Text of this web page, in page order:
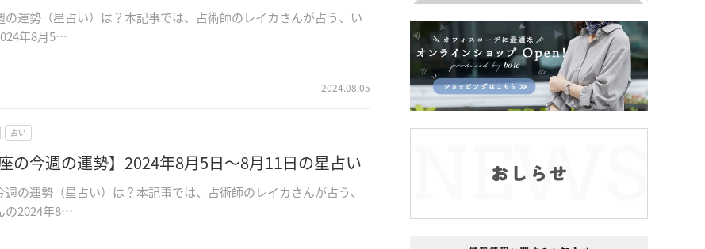
の運勢（星占い）は？本記事では、占術師のレイカさんが占う、い
年8月5…
2024.08.05
占い
座の今週の運勢】2024年8月5日～8月11日の星占い
週の運勢（星占い）は？本記事では、占術師のレイカさんが占う、
の2024年8…